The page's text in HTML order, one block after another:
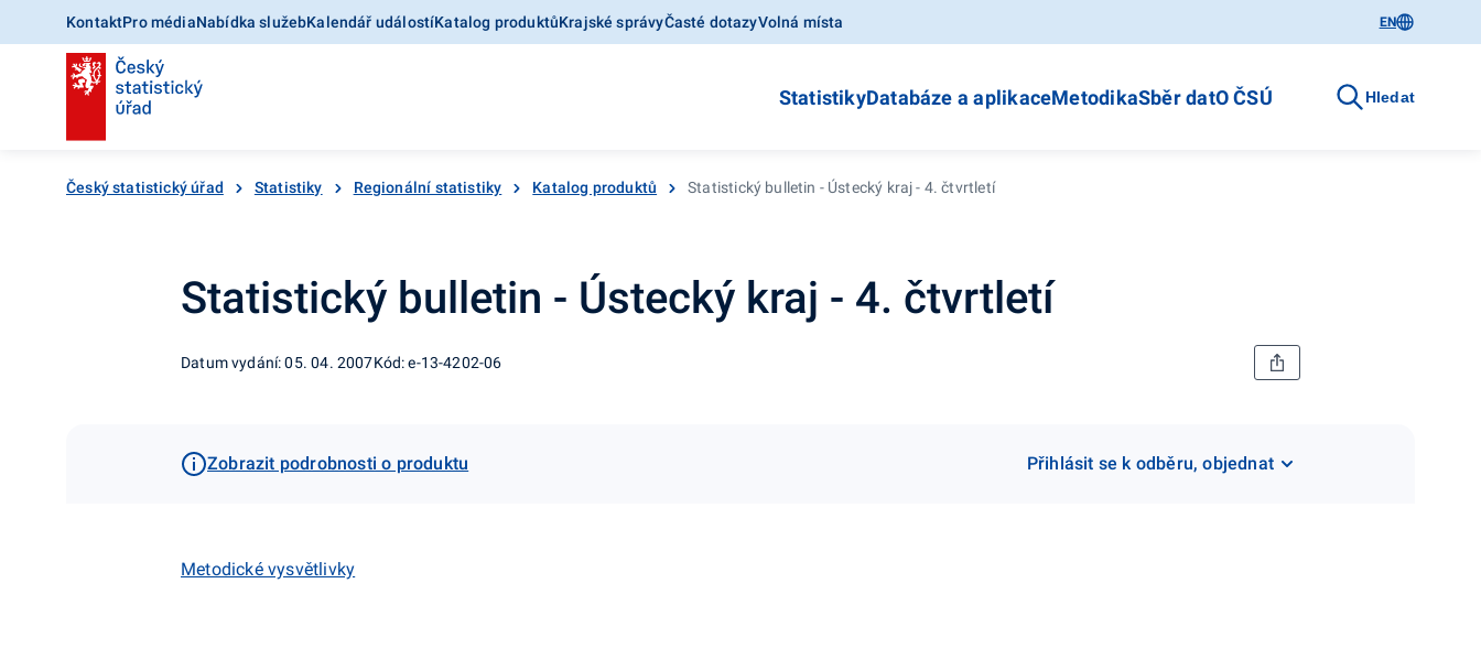
KontaktPro médiaNabídka služebKalendář událostíKatalog produktůKrajské správyČasté dotazyVolná místa EN
StatistikyDatabáze a aplikaceMetodikaSběr datO ČSÚ Hledat
Český statistický úřad Statistiky Regionální statistiky Katalog produktů Statistický bulletin - Ústecký kraj - 4. čtvrtletí
Statistický bulletin - Ústecký kraj - 4. čtvrtletí
Datum vydání: 05. 04. 2007Kód: e-13-4202-06
Zobrazit podrobnosti o produktu Přihlásit se k odběru, objednat
Metodické vysvětlivky